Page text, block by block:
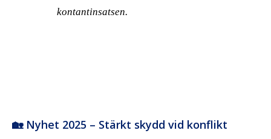
kontantinsatsen.
🏡 Nyhet 2025 – Stärkt skydd vid konflikt